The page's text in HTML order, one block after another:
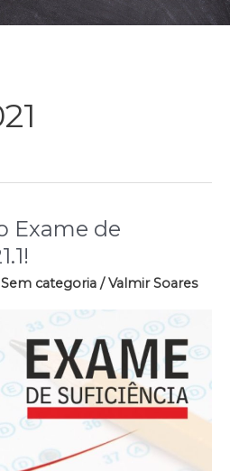
Exame de
Sem categoria /Valmir Soares